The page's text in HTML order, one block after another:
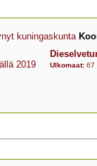
kuningaskunta
2019
Ulkomaat: 67